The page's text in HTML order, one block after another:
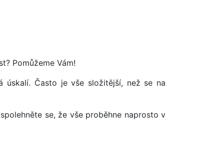
Pomůžeme Vám!
úskalí. Často je vše složitější, než se na
se, že vše proběhne naprosto v